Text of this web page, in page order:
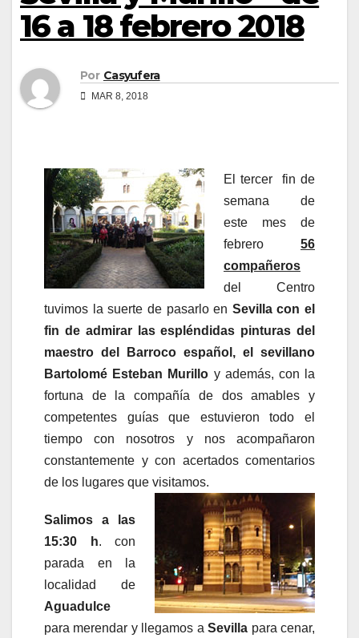
16 a 18 febrero 2018
Por Casyufera
MAR 8, 2018
El tercer fin de
semana de
este mes de
febrero 56
compañeros
del Centro
tuvimos la suerte de pasarlo en Sevilla con el
fin de admirar las espléndidas pinturas del
maestro del Barroco español, el sevillano
Bartolomé Esteban Murillo y además, con la
fortuna de la compañía de dos amables y
competentes guías que estuvieron todo el
tiempo con nosotros y nos acompañaron
constantemente y con acertados comentarios
de los lugares que visitamos.
Salimos a las
15:30 h. con
parada en la
localidad de
Aguadulce
para merendar y llegamos aSevilla para cenar,